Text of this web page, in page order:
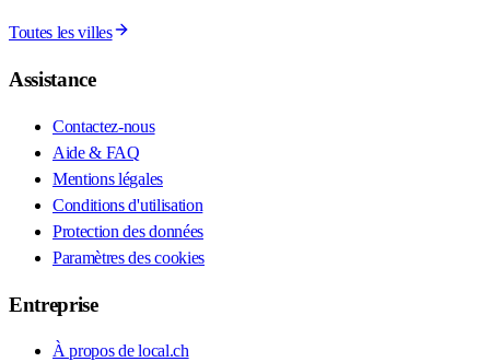
Toutes les villes
Assistance
Contactez-nous
Aide & FAQ
Mentions légales
Conditions d'utilisation
Protection des données
Paramètres des cookies
Entreprise
À propos de local.ch